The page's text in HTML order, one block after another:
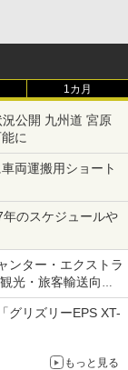
1カ月
公開 九州道 宮原
に
両運搬用ショート
のスケジュールや
ンター・エクストラ
光・旅客輸送向け
グリズリーEPS XT-
もっと見る